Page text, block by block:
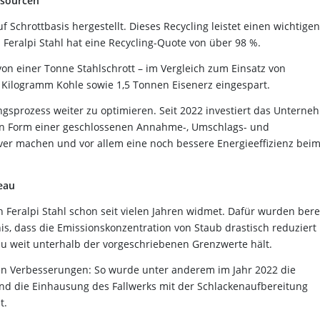
Schrottbasis hergestellt. Dieses Recycling leistet einen wichtigen
Stahl hat eine Recycling-Quote von über 98 %.
einer Tonne Stahlschrott – im Vergleich zum Einsatz von
Kohle sowie 1,5 Tonnen Eisenerz eingespart.
weiter zu optimieren. Seit 2022 investiert das
einer geschlossenen Annahme-, Umschlags- und
machen und vor allem eine noch bessere Energieeffizienz beim
Stahl schon seit vielen Jahren widmet. Dafür wurden
dass die Emissionskonzentration von Staub drastisch reduziert
weit unterhalb der vorgeschriebenen Grenzwerte hält.
So wurde unter anderem im Jahr 2022 die
die Einhausung des Fallwerks mit der Schlackenaufbereitung